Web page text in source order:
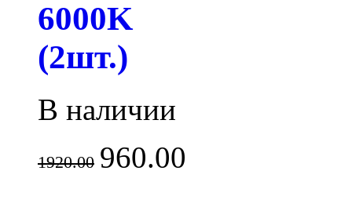
6000K
(2шт.)
В наличии
1920.00 960.00